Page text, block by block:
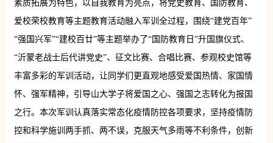
素质拓展为特色，以自我教育为亮点，将党史教育、国防教育、
爱校荣校教育等主题教育活动融入军训全过程，围绕“建党百年”
“强国兴军”“建校百廿”等主题举办了“国防教育日”升国旗仪式、
“沂蒙老战士后代讲党史”、征文比赛、合唱比赛、参观校史馆等
丰富多彩的军训活动，让同学们更直观地感受爱国热情、家国情
怀、强军精神，引导山大学子将爱国之心、强国之志转化为报国
之行。本次军训认真落实常态化疫情防控各项要求，坚持疫情防
控和科学施训两手抓、两不误，克服天气多雨等不利条件，创新